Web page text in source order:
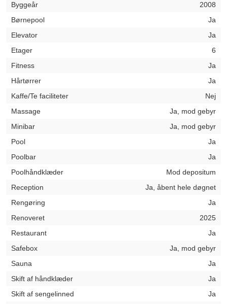
Byggeår
2008
Børnepool
Ja
Elevator
Ja
Etager
6
Fitness
Ja
Hårtørrer
Ja
Kaffe/Te faciliteter
Nej
Massage
Ja, mod gebyr
Minibar
Ja, mod gebyr
Pool
Ja
Poolbar
Ja
Poolhåndklæder
Mod depositum
Reception
Ja, åbent hele døgnet
Rengøring
Ja
Renoveret
2025
Restaurant
Ja
Safebox
Ja, mod gebyr
Sauna
Ja
Skift af håndklæder
Ja
Skift af sengelinned
Ja